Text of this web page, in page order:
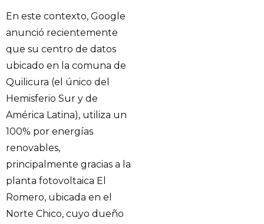
En este contexto, Google
anunció recientemente
que su centro de datos
ubicado en la comuna de
Quilicura (el único del
Hemisferio Sur y de
América Latina), utiliza un
100% por energías
renovables,
principalmente gracias a la
planta fotovoltaica El
Romero, ubicada en el
Norte Chico, cuyo dueño